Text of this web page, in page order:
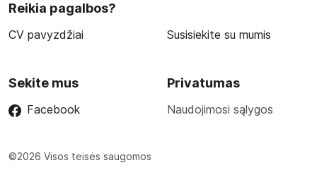
Reikia pagalbos?
CV pavyzdžiai Susisiekite su mumis
Sekite mus
Facebook
Privatumas
Naudojimosi sąlygos
©2026 Visos teisės saugomos